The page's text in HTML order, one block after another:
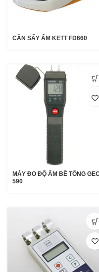
CÂN SẤY ẨM KETT FD660
MÁY ĐO ĐỘ ẨM BÊ TÔNG
590